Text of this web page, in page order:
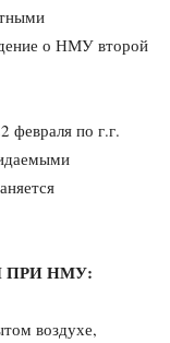
о НМУ второй
февраля по г.г.
ПРИ НМУ:
воздухе,